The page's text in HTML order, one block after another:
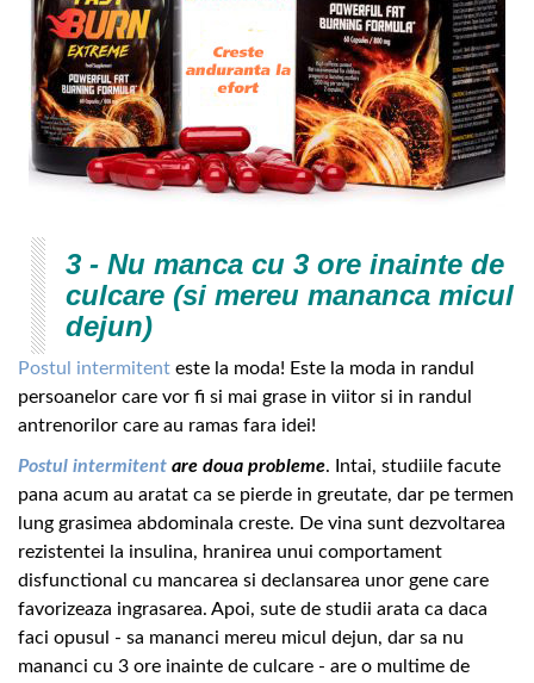
3 - Nu manca cu 3 ore inainte de
culcare (si mereu mananca micul
dejun)
Postul intermitent este la moda! Este la moda in randul
persoanelor care vor fi si mai grase in viitor si in randul
antrenorilor care au ramas fara idei!
Postul intermitent are doua probleme. Intai, studiile facute
pana acum au aratat ca se pierde in greutate, dar pe termen
lung grasimea abdominala creste. De vina sunt dezvoltarea
rezistentei la insulina, hranirea unui comportament
disfunctional cu mancarea si declansarea unor gene care
favorizeaza ingrasarea. Apoi, sute de studii arata ca daca
faci opusul - sa mananci mereu micul dejun, dar sa nu
mananci cu 3 ore inainte de culcare - are o multime de